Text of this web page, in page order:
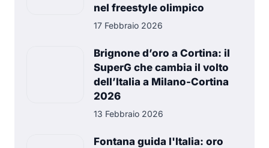
nel freestyle olimpico
17 Febbraio 2026
Brignone d’oro a Cortina: il
SuperG che cambia il volto
dell’Italia a Milano-Cortina
2026
13 Febbraio 2026
Fontana guida l'Italia: oro